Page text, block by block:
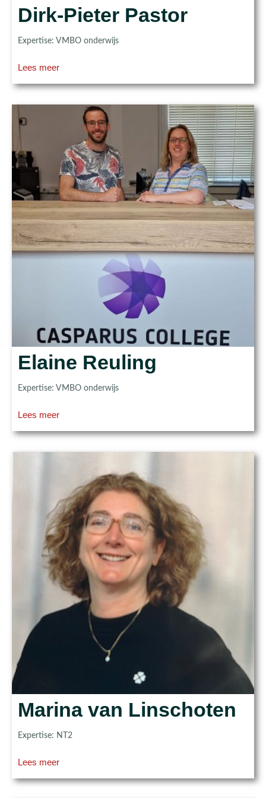
Dirk-Pieter Pastor
Expertise: VMBO onderwijs
Lees meer
Elaine Reuling
Expertise: VMBO onderwijs
Lees meer
Marina van Linschoten
Expertise: NT2
Lees meer